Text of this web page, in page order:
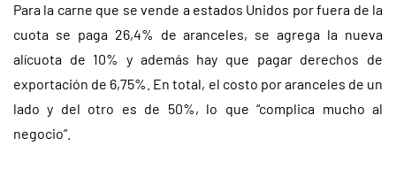
Para la carne que se vende a estados Unidos por fuera de la
cuota se paga 26,4% de aranceles, se agrega la nueva
alícuota de 10% y además hay que pagar derechos de
exportación de 6,75%. En total, el costo por aranceles de un
lado y del otro es de 50%, lo que “complica mucho al
negocio”.